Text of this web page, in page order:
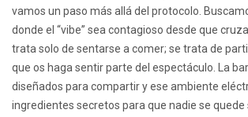
vamos un paso más allá del protocolo.
donde el “vibe” sea contagioso desde que
trata solo de sentarse a comer; se trata de
que os haga sentir parte del espectáculo. La
diseñados para compartir y ese ambiente
ingredientes secretos para que nadie se quede